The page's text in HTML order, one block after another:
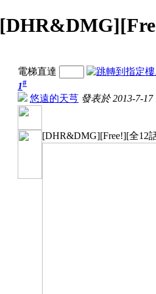
電梯直達
1#
悠遠的天芎 發表於 2013-7-17
[DHR&DMG][Free!][全12